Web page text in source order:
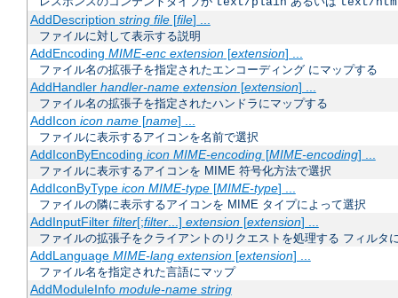
AddDescription string file[file] ...
ファイルに対して表示する説明
AddEncoding MIME-enc extension[extension] ...
ファイル名の拡張子を指定されたエンコーディング にマップする
AddHandler handler-name extension[extension] ...
ファイル名の拡張子を指定されたハンドラにマップする
AddIcon icon name[name] ...
ファイルに表示するアイコンを名前で選択
AddIconByEncoding icon MIME-encoding[MIME-encoding] ...
ファイルに表示するアイコンを MIME 符号化方法で選択
AddIconByType icon MIME-type[MIME-type] ...
ファイルの隣に表示するアイコンを MIME タイプによって選択
AddInputFilter filter[;filter...] extension[extension] ...
ファイルの拡張子をクライアントのリクエストを処理する フィルタ
AddLanguage MIME-lang extension[extension] ...
ファイル名を指定された言語にマップ
AddModuleInfo module-name string